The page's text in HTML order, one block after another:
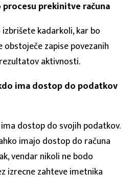
prekinitve računa
kadarkoli, kar bo
zapise povezanih
aktivnosti.
ima dostop do podatkov
dostop do svojih podatkov.
imajo dostop do računa
vendar nikoli ne bodo
izrecne zahteve imetnika